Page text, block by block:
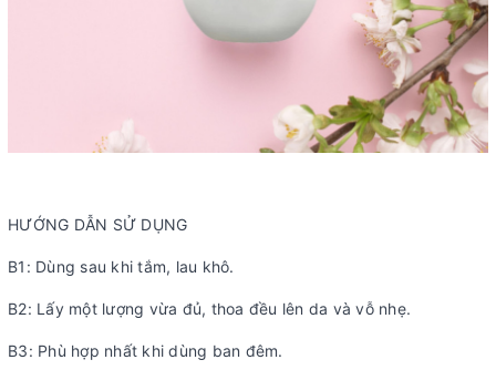
HƯỚNG DẪN SỬ DỤNG
B1: Dùng sau khi tắm, lau khô.
B2: Lấy một lượng vừa đủ, thoa đều lên da và vỗ nhẹ.
B3: Phù hợp nhất khi dùng ban đêm.